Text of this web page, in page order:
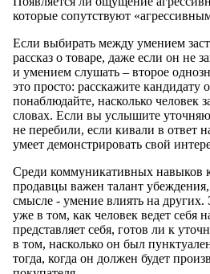
которые сопутствуют
Если выбирать между умением
рассказ о товаре, даже если он не
и умением слушать – второе
это просто: расскажите кандидату
понаблюдайте, насколько человек
словах. Если вы услышите
не перебили, если кивали в ответ
умеет демонстрировать свой
Среди коммуникативных навыков
продавцы важен талант
смысле - умение влиять на других.
уже в том, как человек ведет себя
представляет себя, готов ли к
в том, насколько он был
тогда, когда он должен будет